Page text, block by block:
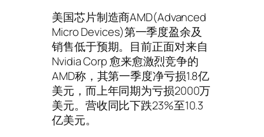
美国芯片制造商AMD(Advanced
Micro Devices)第一季度盈余及
销售低于预期。目前正面对来自
Nvidia Corp 愈来愈激烈竞争的
AMD称，其第一季度净亏损1.8亿
美元，而上年同期为亏损2000万
美元。营收同比下跌23%至10.3
亿美元。